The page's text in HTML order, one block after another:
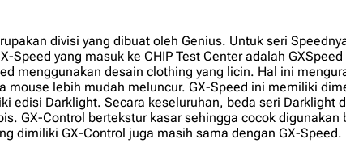
divisi yang dibuat oleh Genius. Untuk seri
Speed yang masuk ke CHIP Test Center adalah
menggunakan desain clothing yang licin. Hal ini
mouse lebih mudah meluncur. GX-Speed ini memiliki
edisi Darklight. Secara keseluruhan, beda seri
GX-Control bertekstur kasar sehingga cocok
dimiliki GX-Control juga masih sama dengan GX-Speed.